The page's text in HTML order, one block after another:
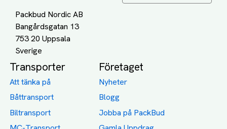
Packbud Nordic AB
Bangårdsgatan 13
753 20 Uppsala
Transporter
Att tänka på
Båttransport
Biltransport
Företaget
Nyheter
Blogg
Jobba på PackBud